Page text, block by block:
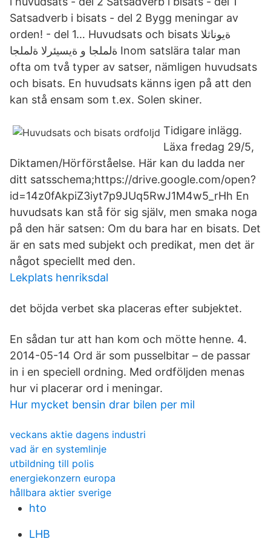
Satsadverb i bisats - del 2 Bygg meningar av
orden! - del 1… Huvudsats och bisats ةيوناثلا
ةلملجا و ةيسيئرلا ةلملجا Inom satslära talar man
ofta om två typer av satser, nämligen huvudsats
och bisats. En huvudsats känns igen på att den
kan stå ensam som t.ex. Solen skiner.
Tidigare inlägg.
Läxa fredag 29/5,
Diktamen/Hörförståelse. Här kan du ladda ner
ditt satsschema;https://drive.google.com/open?
id=14z0fAkpiZ3iyt7p9JUq5RwJ1M4w5_rHh En
huvudsats kan stå för sig själv, men smaka noga
på den här satsen: Om du bara har en bisats. Det
är en sats med subjekt och predikat, men det är
något speciellt med den.
Lekplats henriksdal
det böjda verbet ska placeras efter subjektet.
En sådan tur att han kom och mötte henne. 4.
2014-05-14 Ord är som pusselbitar – de passar
in i en speciell ordning. Med ordföljden menas
hur vi placerar ord i meningar.
Hur mycket bensin drar bilen per mil
veckans aktie dagens industri
vad är en systemlinje
utbildning till polis
energiekonzern europa
hållbara aktier sverige
hto
LHB